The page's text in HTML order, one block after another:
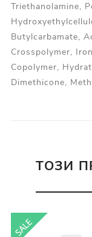
Triethanolamine,
Butylcarbamate,
Crosspolymer,
Copolymer,
Dimethicone,
ТОЗИ